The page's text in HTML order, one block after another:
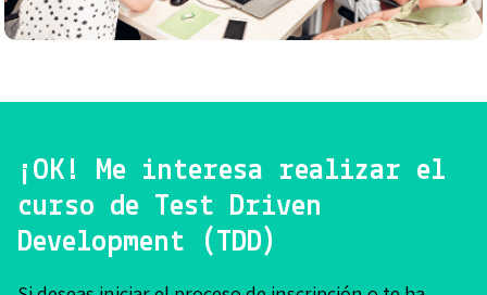
¡OK! Me interesa realizar el
curso de Test Driven
Development (TDD)